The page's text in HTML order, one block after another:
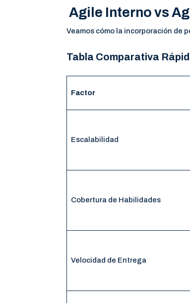
Agile Interno vs
Veamos cómo la incorporación de
Tabla Comparativa
Factor
Escalabilidad
Cobertura de Habilidades
Velocidad de Entrega